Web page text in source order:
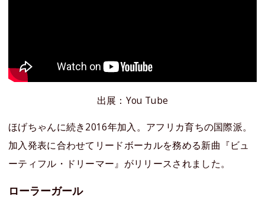
出展：You Tube
ほげちゃんに続き2016年加入。アフリカ育ちの国際派。
加入発表に合わせてリードボーカルを務める新曲『ビュ
ーティフル・ドリーマー』がリリースされました。
ローラーガール